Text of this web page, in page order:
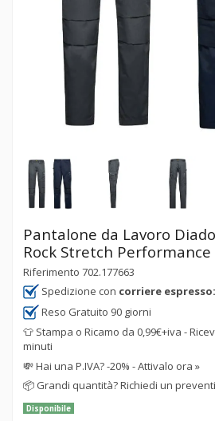
Pantalone da Lavoro
Rock Stretch Performance
Riferimento 702.177663
Spedizione con corriere espresso:
Reso Gratuito 90 giorni
👕 Stampa o Ricamo da 0,99€+iva -
minuti
💸Hai una P.IVA? -20% - Attivalo ora »
📦 Grandi quantità? Richiedi un
Disponibile